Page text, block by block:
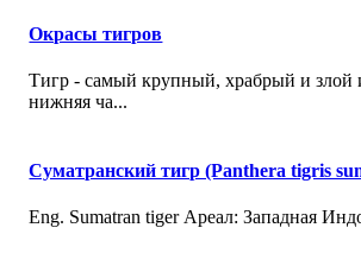
Окрасы тигров
Тигр - самый крупный, храбрый и злой
нижняя ча...
Суматранский тигр (Panthera tigris
Eng. Sumatran tiger Ареал: Западная